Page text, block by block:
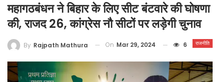
महागठबंधन ने बिहार के लिए सीट बंटवारे की घोषणा
की, राजद 26, कांग्रेस नौ सीटों पर लड़ेगी चुनाव
राजनीति
By Rajpath Mathura On Mar 29, 2024 6